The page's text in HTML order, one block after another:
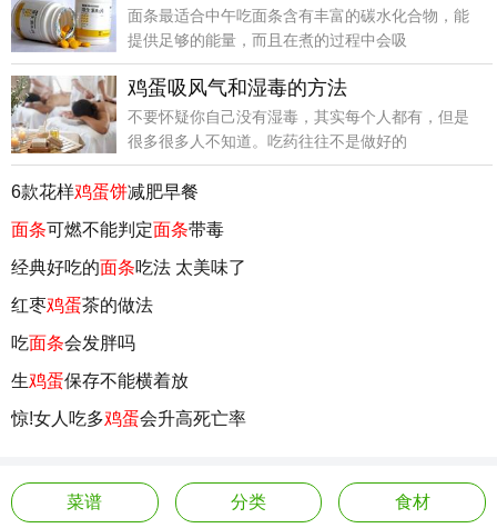
面条最适合中午吃面条含有丰富的碳水化合物，能
提供足够的能量，而且在煮的过程中会吸
鸡蛋吸风气和湿毒的方法
不要怀疑你自己没有湿毒，其实每个人都有，但是
很多很多人不知道。吃药往往不是做好的
6款花样鸡蛋饼减肥早餐
面条可燃不能判定面条带毒
经典好吃的面条吃法 太美味了
红枣鸡蛋茶的做法
吃面条会发胖吗
生鸡蛋保存不能横着放
惊!女人吃多鸡蛋会升高死亡率
菜谱 分类 食材